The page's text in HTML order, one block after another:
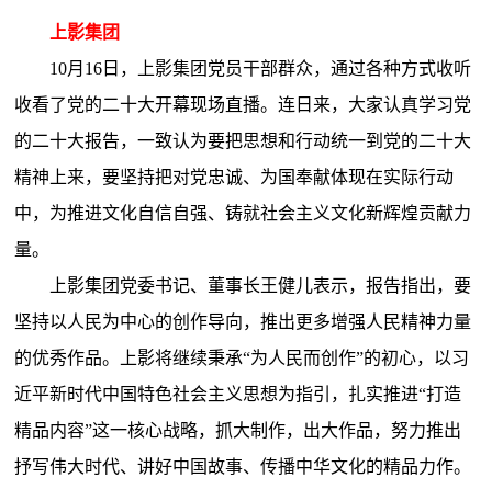
上影集团
10月16日，上影集团党员干部群众，通过各种方式收听
收看了党的二十大开幕现场直播。连日来，大家认真学习党
的二十大报告，一致认为要把思想和行动统一到党的二十大
精神上来，要坚持把对党忠诚、为国奉献体现在实际行动
中，为推进文化自信自强、铸就社会主义文化新辉煌贡献力
量。
上影集团党委书记、董事长王健儿表示，报告指出，要
坚持以人民为中心的创作导向，推出更多增强人民精神力量
的优秀作品。上影将继续秉承“为人民而创作”的初心，以习
近平新时代中国特色社会主义思想为指引，扎实推进“打造
精品内容”这一核心战略，抓大制作，出大作品，努力推出
抒写伟大时代、讲好中国故事、传播中华文化的精品力作。